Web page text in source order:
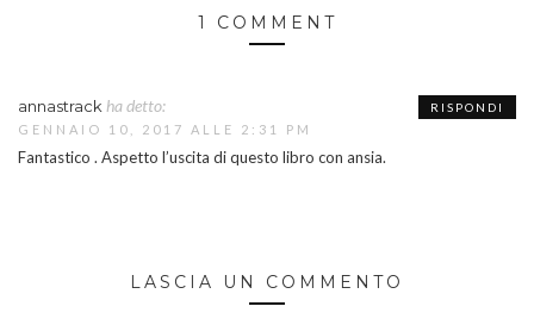
1 COMMENT
annastrack ha detto:
GENNAIO 10, 2017 ALLE 2:31 PM
Fantastico . Aspetto l’uscita di questo libro con ansia.
RISPONDI
LASCIA UN COMMENTO